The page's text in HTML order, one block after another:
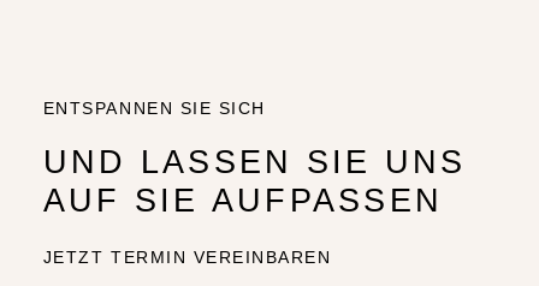
ENTSPANNEN SIE SICH
UND LASSEN SIE UNS
AUF SIE AUFPASSEN
JETZT TERMIN VEREINBAREN